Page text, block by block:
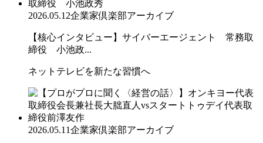
2026.05.12企業家倶楽部アーカイブ
【核心インタビュー】サイバーエージェント 常務取
締役 小池政...
ネットテレビを新たな習慣へ
2026.05.11企業家倶楽部アーカイブ